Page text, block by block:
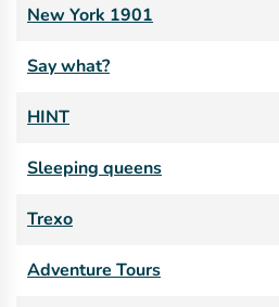
New York 1901
Say what?
HINT
Sleeping queens
Trexo
Adventure Tours